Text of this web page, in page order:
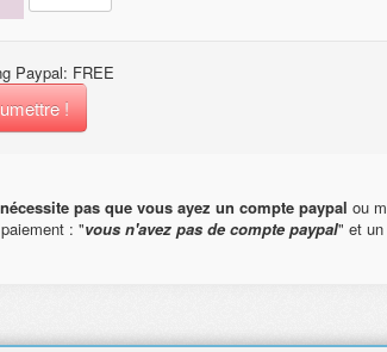
Paypal: FREE
!
pas que vous ayez un compte paypal ou
: "vous n'avez pas de compte paypal" et